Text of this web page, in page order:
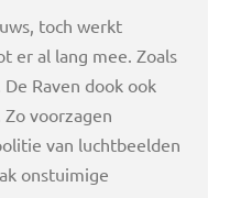
toch werkt
er al lang mee. Zoals
Raven dook ook
voorzagen
van luchtbeelden
onstuimige